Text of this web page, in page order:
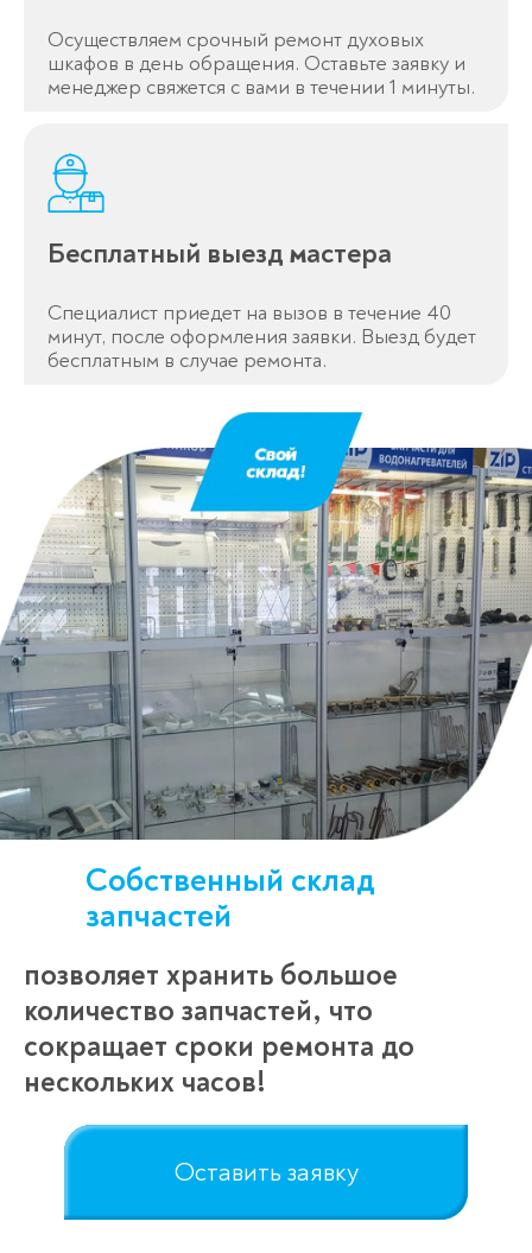
Осуществляем срочный ремонт духовых
шкафов в день обращения. Оставьте заявку и
менеджер свяжется с вами в течении 1 минуты.
Бесплатный выезд мастера
Специалист приедет на вызов в течение 40
минут, после оформления заявки. Выезд будет
бесплатным в случае ремонта.
Собственный склад
запчастей
позволяет хранить большое
количество запчастей, что
сокращает сроки ремонта до
нескольких часов!
Оставить заявку